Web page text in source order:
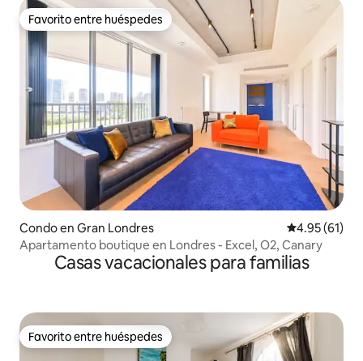
Favorito entre huéspedes
Favorito entre huéspedes
Condo en Gran Londres Calificación
4.95 (61)
Apartamento boutique en Londres - Excel, O2, Canary
Casas vacacionales para familias
Favorito entre huéspedes
Favorito entre huéspedes